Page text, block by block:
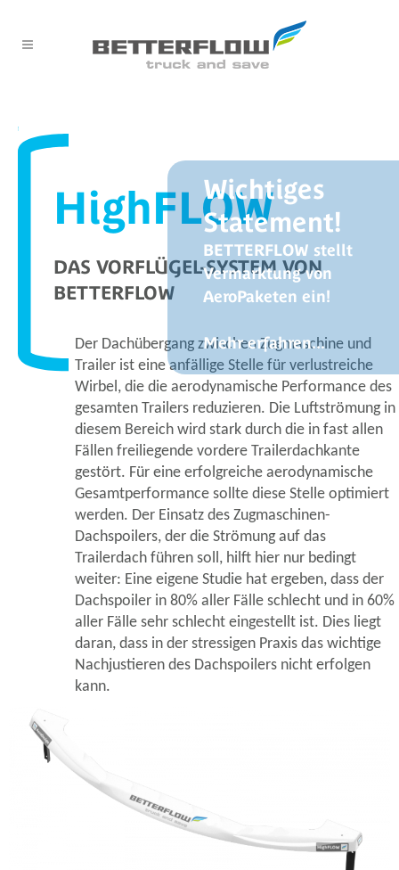
HighFLOW
DAS VORFLÜGEL-SYSTEM VON
BETTERFLOW
Der Dachübergang zwischen Zugmaschine und
Trailer ist eine anfällige Stelle für verlustreiche
Wirbel, die die aerodynamische Performance des
gesamten Trailers reduzieren. Die Luftströmung in
diesem Bereich wird stark durch die in fast allen
Fällen freiliegende vordere Trailerdachkante
gestört. Für eine erfolgreiche aerodynamische
Gesamtperformance sollte diese Stelle optimiert
werden. Der Einsatz des Zugmaschinen-
Dachspoilers, der die Strömung auf das
Trailerdach führen soll, hilft hier nur bedingt
weiter: Eine eigene Studie hat ergeben, dass der
Dachspoiler in 80% aller Fälle schlecht und in 60%
aller Fälle sehr schlecht eingestellt ist. Dies liegt
daran, dass in der stressigen Praxis das wichtige
Nachjustieren des Dachspoilers nicht erfolgen
kann.
Wichtiges
Statement!
BETTERFLOW stellt
Vermarktung von
AeroPaketen ein!
Mehr erfahren...